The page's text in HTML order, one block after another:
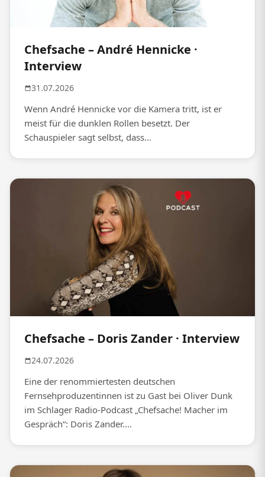
Chefsache – André Hennicke ·
Interview
31.07.2026
Wenn André Hennicke vor die Kamera tritt, ist er
meist für die dunklen Rollen besetzt. Der
Schauspieler sagt selbst, dass...
Chefsache – Doris Zander · Interview
24.07.2026
Eine der renommiertesten deutschen
Fernsehproduzentinnen ist zu Gast bei Oliver Dunk
im Schlager Radio-Podcast „Chefsache! Macher im
Gespräch“: Doris Zander....